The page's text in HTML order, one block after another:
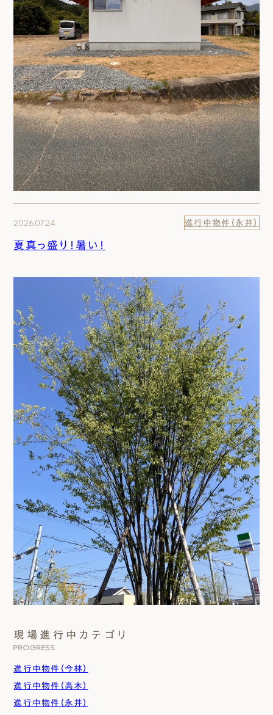
2026.07.24 進行中物件（永井）
夏真っ盛り！暑い！
現場進行中カテゴリ
PROGRESS
進行中物件（今林）
進行中物件（高木）
進行中物件（永井）